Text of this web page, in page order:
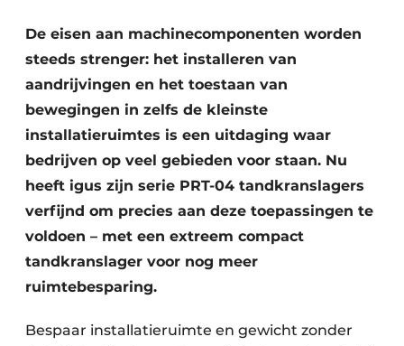
De eisen aan machinecomponenten worden
steeds strenger: het installeren van
aandrijvingen en het toestaan van
bewegingen in zelfs de kleinste
installatieruimtes is een uitdaging waar
bedrijven op veel gebieden voor staan. Nu
heeft igus zijn serie PRT-04 tandkranslagers
verfijnd om precies aan deze toepassingen te
voldoen – met een extreem compact
tandkranslager voor nog meer
ruimtebesparing.
Bespaar installatieruimte en gewicht zonder